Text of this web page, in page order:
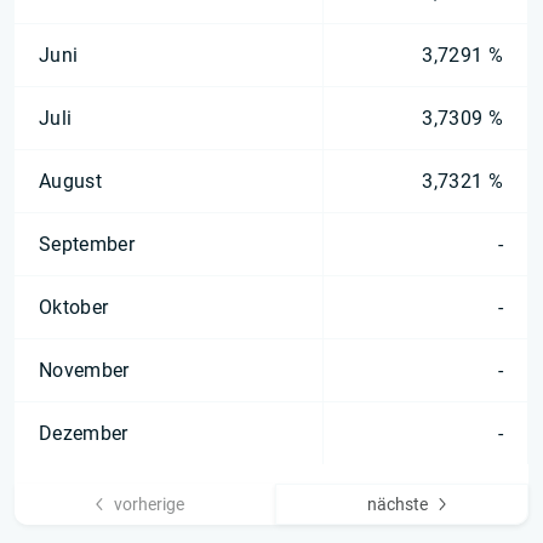
Juni 3,7291 %
Juli 3,7309 %
August 3,7321 %
September -
Oktober -
November -
Dezember -
vorherige nächste